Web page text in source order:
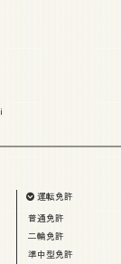
i
運転免許
普通免許
二輪免許
準中型免許